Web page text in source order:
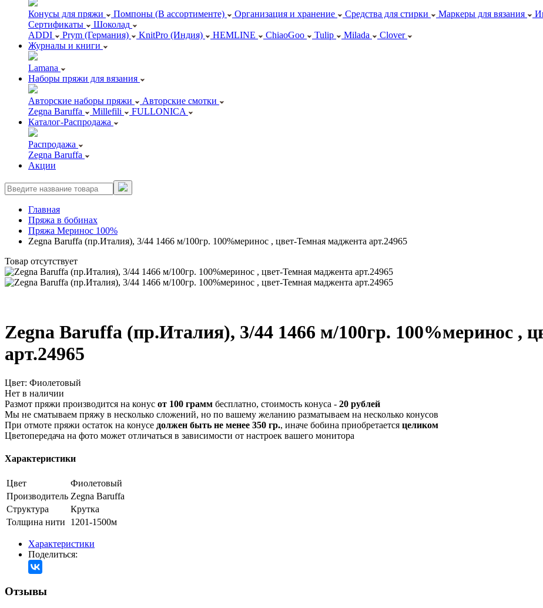
Конусы для пряжи Помпоны (В ассортименте) Организация и хранение Средства для стирки Маркеры для вязания
Сертификаты
Шоколад
ADDI
Prym (Германия) KnitPro (Индия) HEMLINE ChiaoGoo Tulip Milada
Clover
Журналы и книги
Lamana
Наборы пряжи для вязания
Авторские наборы пряжи
Авторские смотки
Zegna Baruffa
Millefili
FULLONICA
Каталог-Распродажа
Распродажа
Zegna Baruffa
Акции
Главная
Пряжа в бобинах
Пряжа Меринос 100%
Zegna Baruffa (пр.Италия), 3/44 1466 м/100гр. 100%меринос , цвет-Темная маджента арт.24965
Товар отсутствует
Zegna Baruffa (пр.Италия), 3/44 1466 м/100гр. 100%меринос ,
арт.24965
Цвет: Фиолетовый
Нет в наличии
Размот пряжи производится на конус от 100 грамм бесплатно, стоимость конуса - 20 рублей
Мы не сматываем пряжу в несколько сложений, но по вашему желанию разматываем на несколько конусов
При отмоте пряжи остаток на конусе должен быть не менее 350 гр., иначе бобина приобретается целиком
Цветопередача на фото может отличаться в зависимости от настроек вашего монитора
Характеристики
Цвет
Фиолетовый
Производитель Zegna Baruffa
Структура
Крутка
Толщина нити
1201-1500м
Характеристики
Поделиться:
Отзывы